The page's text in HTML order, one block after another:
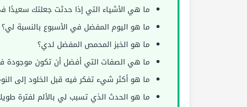
ما هي الأشياء التي إذا حدثت جعلتك سعيدًا
ما هو اليوم المفضل في الأسبوع بالنسبة لي؟
ما هو الخبز المحمص المفضل لدي؟
ما هي الصفات التي أفضل أن تكون
ما هو أكثر شيء تفكر فيه قبل الخلود إلى
ما هو الحدث الذي تسبب لي بالألم لفترة